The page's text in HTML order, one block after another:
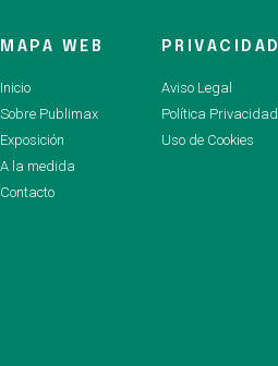
MAPA WEB
Inicio
Sobre Publimax
Exposición
A la medida
Contacto
PRIVACIDAD
Aviso Legal
Política Privacidad
Uso de Cookies